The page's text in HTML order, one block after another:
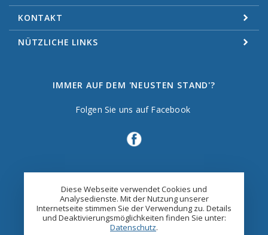
KONTAKT
NÜTZLICHE LINKS
IMMER AUF DEM 'NEUSTEN STAND'?
Folgen Sie uns auf Facebook
Diese Webseite verwendet Cookies und
Analysedienste. Mit der Nutzung unserer
Internetseite stimmen Sie der Verwendung zu. Details
und Deaktivierungsmöglichkeiten finden Sie unter:
Datenschutz.